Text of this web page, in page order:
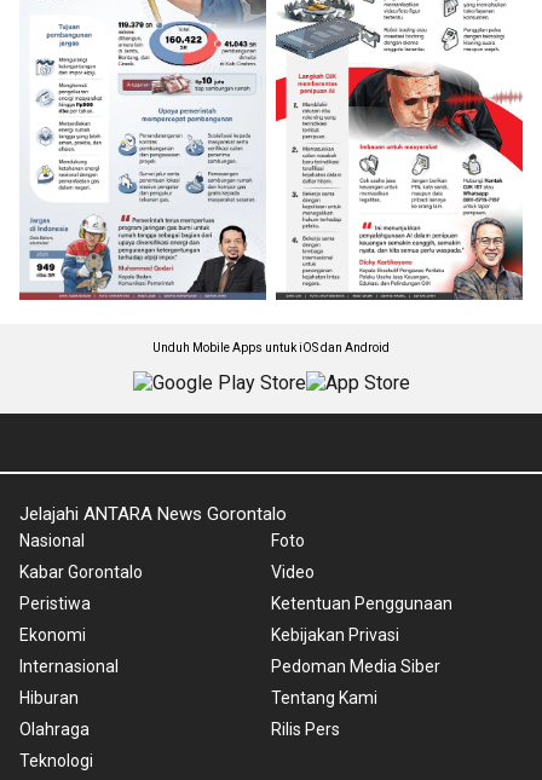
Unduh Mobile Apps untuk iOS dan Android
Jelajahi ANTARA News Gorontalo
Nasional
Kabar Gorontalo
Peristiwa
Ekonomi
Internasional
Hiburan
Olahraga
Teknologi
Foto
Video
Ketentuan Penggunaan
Kebijakan Privasi
Pedoman Media Siber
Tentang Kami
Rilis Pers